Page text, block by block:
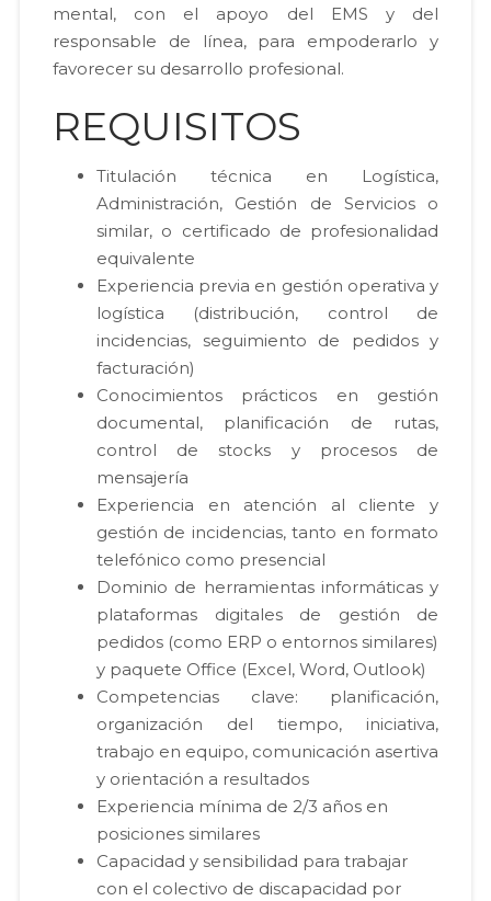
mental, con el apoyo del EMS y del
responsable de línea, para empoderarlo y
favorecer su desarrollo profesional.
REQUISITOS
Titulación técnica en Logística,
Administración, Gestión de Servicios o
similar, o certificado de profesionalidad
equivalente
Experiencia previa en gestión operativa y
logística (distribución, control de
incidencias, seguimiento de pedidos y
facturación)
Conocimientos prácticos en gestión
documental, planificación de rutas,
control de stocks y procesos de
mensajería
Experiencia en atención al cliente y
gestión de incidencias, tanto en formato
telefónico como presencial
Dominio de herramientas informáticas y
plataformas digitales de gestión de
pedidos (como ERP o entornos similares)
y paquete Office (Excel, Word, Outlook)
Competencias clave: planificación,
organización del tiempo, iniciativa,
trabajo en equipo, comunicación asertiva
y orientación a resultados
Experiencia mínima de 2/3 años en
posiciones similares
Capacidad y sensibilidad para trabajar
con el colectivo de discapacidad por